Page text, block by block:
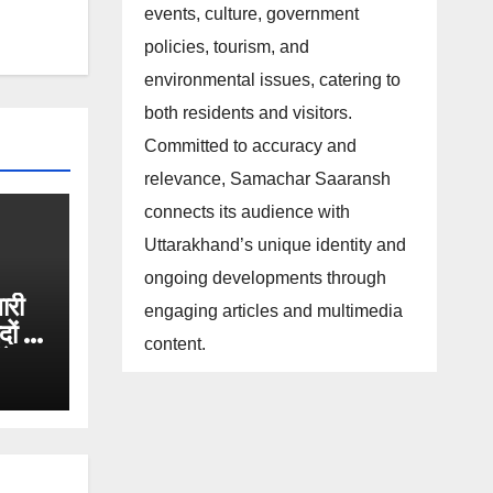
मे
events, culture, government
policies, tourism, and
environmental issues, catering to
both residents and visitors.
Committed to accuracy and
relevance, Samachar Saaransh
connects its audience with
Uttarakhand’s unique identity and
ongoing developments through
engaging articles and multimedia
content.